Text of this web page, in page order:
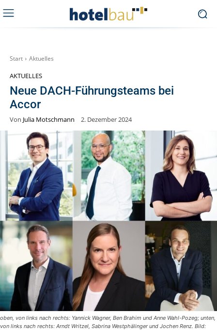
Start Aktuelles
AKTUELLES
Neue DACH-Führungsteams bei
Accor
Von Julia Motschmann 2. Dezember 2024
oben, von links nach rechts: Yannick Wagner, Ben Brahim und Anne Wahl-Pozeg; unten,
von links nach rechts: Arndt Writzel, Sabrina Westphälinger und Jochen Renz. Bild: